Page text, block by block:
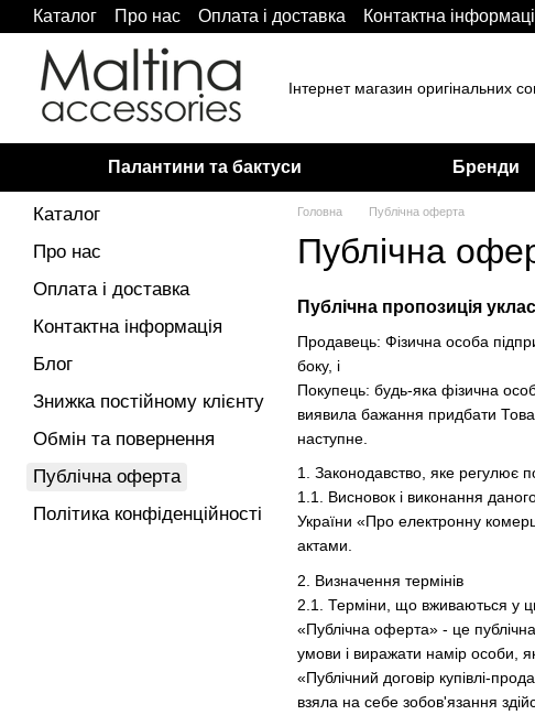
Перейти до основного контенту
Каталог Про нас Оплата і доставка Контактна
Політика конфіденційності
Інтернет магазин оригінальних
Палантини та бактуси Бренди
Головна Публічна оферта
Публічна
Публічна пропозиція
Продавець: Фізична особа
боку, і
Покупець: будь-яка фізична
виявила бажання придбати
наступне.
1. Законодавство, яке регулює
1.1. Висновок і виконання
України «Про електронну
актами.
2. Визначення термінів
2.1. Терміни, що вживаються у
«Публічна оферта» - це публічна
умови і виражати намір особи,
«Публічний договір купівлі-
взяла на себе зобов'язання
Каталог
Про нас
Оплата і доставка
Контактна інформація
Блoг
Знижка постійному клієнту
Обмін та повернення
Публічна оферта
Політика конфіденційності